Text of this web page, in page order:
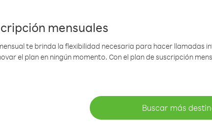
mensuales
te brinda la flexibilidad necesaria para hacer llamadas
el plan en ningún momento. Con el plan de suscripción
Buscar más